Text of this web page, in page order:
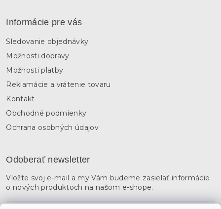
Informácie pre vás
Sledovanie objednávky
Možnosti dopravy
Možnosti platby
Reklamácie a vrátenie tovaru
Kontakt
Obchodné podmienky
Ochrana osobných údajov
Odoberať newsletter
Vložte svoj e-mail a my Vám budeme zasielať informácie
o nových produktoch na našom e-shope.